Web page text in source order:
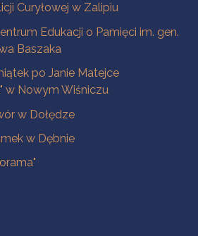
Curyłowej w Zalipiu
Edukacji o Pamięci im. gen.
Baszaka
po Janie Matejce
w Nowym Wiśniczu
w Dołędze
w Dębnie